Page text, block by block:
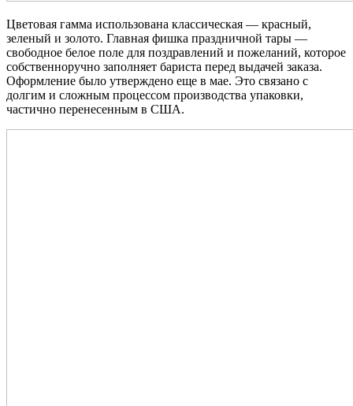
Цветовая гамма использована классическая — красный,
зеленый и золото. Главная фишка праздничной тары —
свободное белое поле для поздравлений и пожеланий, которое
собственноручно заполняет бариста перед выдачей заказа.
Оформление было утверждено еще в мае. Это связано с
долгим и сложным процессом производства упаковки,
частично перенесенным в США.